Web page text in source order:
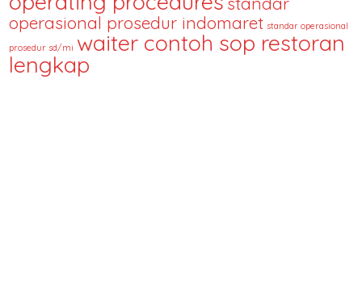
operasional prosedur indomaret standar operasional
prosedur sd/mi waiter contoh sop restoran
lengkap